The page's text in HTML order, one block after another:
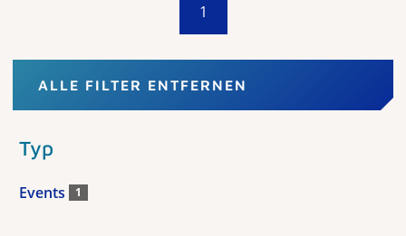
1
ALLE FILTER ENTFERNEN
Typ
Events 1